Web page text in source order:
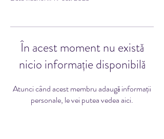
În acest moment nu există
nicio informație disponibilă
Atunci când acest membru adaugă informații
personale, le vei putea vedea aici.